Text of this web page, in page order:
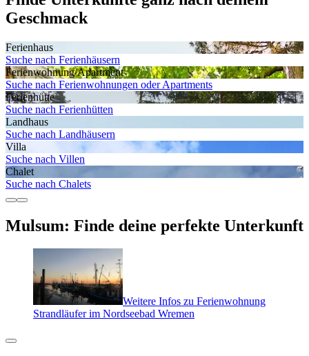
Geschmack
Ferienhaus
Suche nach Ferienhäusern
Ferienwohnung/Apartment
Suche nach Ferienwohnungen oder Apartments
Ferienhütte
Suche nach Ferienhütten
Landhaus
Suche nach Landhäusern
Villa
Suche nach Villen
Chalet
Suche nach Chalets
Mulsum: Finde deine perfekte Unterkunft
Weitere Infos zu Ferienwohnung
Strandläufer im Nordseebad Wremen